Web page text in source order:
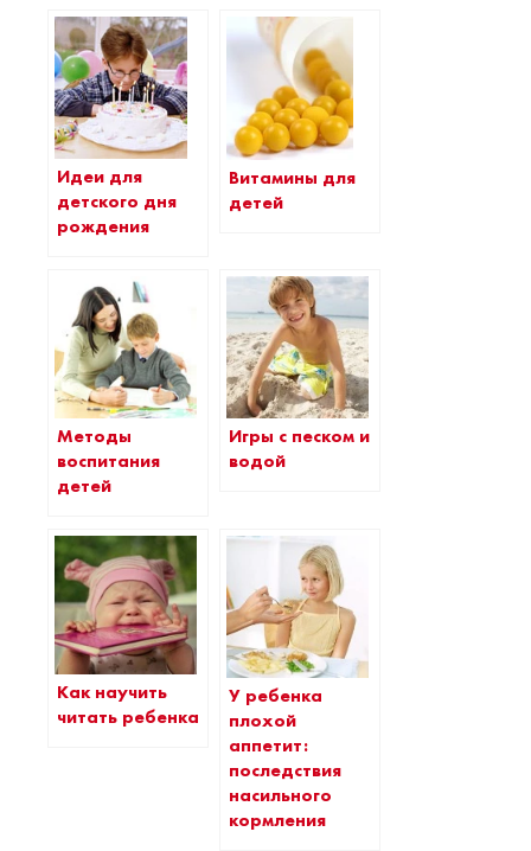
Идеи для
детского дня
рождения
Витамины для
детей
Методы
воспитания
детей
Игры с песком и
водой
Как научить
читать ребенка
У ребенка
плохой
аппетит:
последствия
насильного
кормления